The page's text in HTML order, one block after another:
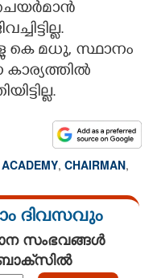
മധു, സ്ഥാനം
, CHAIRMAN,
ദിവസവും
സംഭവങ്ങൾ